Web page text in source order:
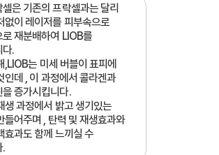
은 기존의 프락셀과는 달리
없이 레이저를 피부속으로
재분배하여 LIOB를
다.
,LIOB는 미세 버블이 표피에
인데 , 이 과정에서 콜라겐과
증가시킵니다.
생 과정에서 밝고 생기있는
들어주며 , 탄력 및 재생효과와
효과도 함께 느끼실 수
.